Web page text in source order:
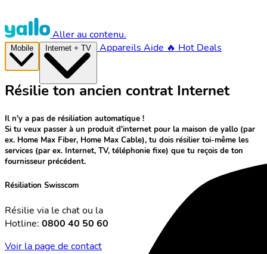
Aller au contenu.
Appareils Aide 🔥 Hot Deals
Résilie ton ancien contrat Internet
Il n'y a pas de résiliation automatique !
Si tu veux passer à un produit d'internet pour la maison de yallo (par
ex. Home Max Fiber, Home Max Cable), tu dois résilier toi-même les
services (par ex. Internet, TV, téléphonie fixe) que tu reçois de ton
fournisseur précédent.
Résiliation Swisscom
Résilie via le chat ou la
Hotline: 0800 40 50 60
Voir la page de contact